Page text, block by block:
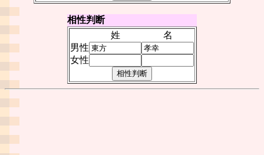
相性判断
姓
名
男性
女性